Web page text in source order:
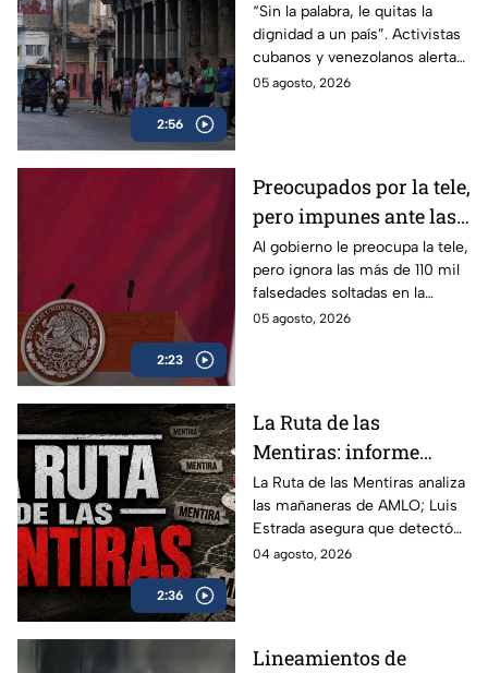
2:56
venezolanos alertan
sobre la pérdida de
libertades en México
“Sin la palabra, le quitas la
dignidad a un país”. Activistas
cubanos y venezolanos alertan
sobre el avance del
05 agosto, 2026
2:23
Preocupados por la tele,
pero impunes ante las
mentiras: El doble
rasero del gobierno
federal
Al gobierno le preocupa la tele,
pero ignora las más de 110 mil
falsedades soltadas en la
mañanera. Recordamos las
05 agosto, 2026
2:36
La Ruta de las
Mentiras: informe
acusa más de 100 mil
falsedades en las
mañaneras de AMLO
La Ruta de las Mentiras analiza
las mañaneras de AMLO; Luis
Estrada asegura que detectó
más de 100 mil afirmaciones
04 agosto, 2026
Lineamientos de